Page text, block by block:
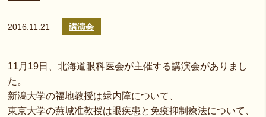
2016.11.21 講演会
11月19日、北海道眼科医会が主催する講演会がありまし
た。
新潟大学の福地教授は緑内障について、
東京大学の蕪城准教授は眼疾患と免疫抑制療法について、